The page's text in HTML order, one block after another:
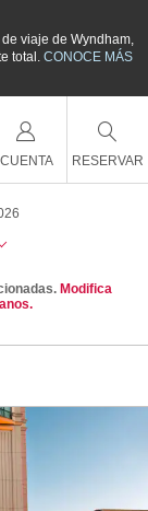
viaje de Wyndham,
total.CONOCE MÁS
CUENTA RESERVAR
Modifica